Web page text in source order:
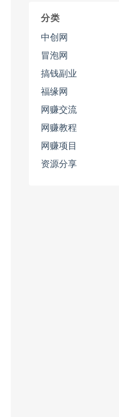
分类
中创网
冒泡网
搞钱副业
福缘网
网赚交流
网赚教程
网赚项目
资源分享